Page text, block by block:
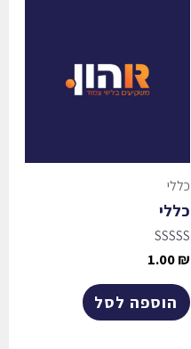
כללי
כללי
דורג
מתוך
1.00₪
הוספה לסל